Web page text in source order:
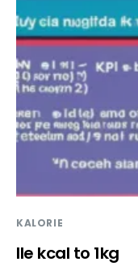
KALORIE
Ile kcal to 1kg